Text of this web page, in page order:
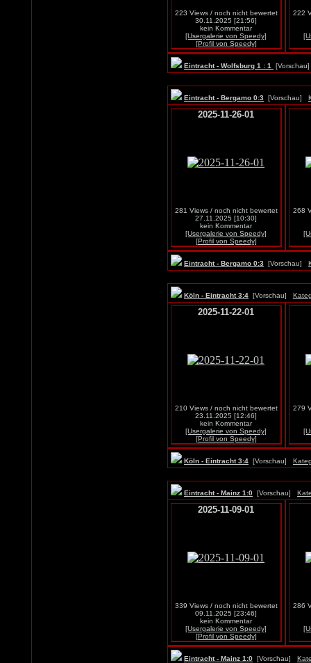
223 Views / noch nicht bewertet
30.11.2025 [21:56]
kein Kommentar
[Usergalerie von Speedy]
[Profil von Speedy]
222
Eintracht - Wolfsburg 1 : 1
Eintracht - Bergamo 0:3 [Vorschau]
2025-11-26-01
281 Views / noch nicht bewertet
27.11.2025 [10:30]
kein Kommentar
[Usergalerie von Speedy]
[Profil von Speedy]
268
Eintracht - Bergamo 0:3 [Vorschau]
Köln - Eintracht 3:4 [Vorschau]
2025-11-22-01
210 Views / noch nicht bewertet
23.11.2025 [12:46]
kein Kommentar
[Usergalerie von Speedy]
[Profil von Speedy]
279
Köln - Eintracht 3:4 [Vorschau]
Eintracht - Mainz 1:0 [Vorschau]
2025-11-09-01
339 Views / noch nicht bewertet
09.11.2025 [23:46]
kein Kommentar
[Usergalerie von Speedy]
[Profil von Speedy]
286
Eintracht - Mainz 1:0 [Vorschau]